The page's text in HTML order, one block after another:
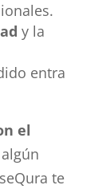
y la
entra
el
te